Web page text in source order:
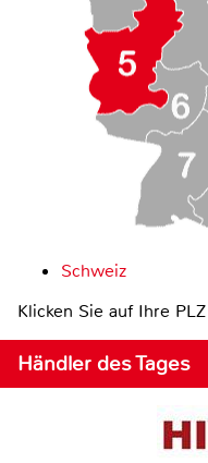
Schweiz
Klicken Sie auf Ihre
Händler des Tages